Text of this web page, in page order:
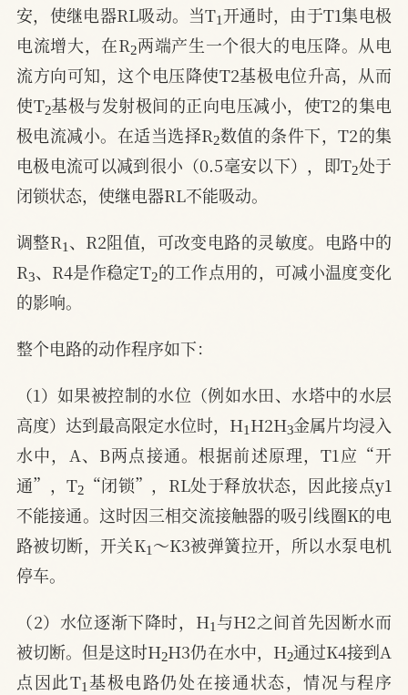
安，使继电器RL吸动。当T 开通时，由于T1集电极
电流增大，在R2两端产生一个很大的电压降。从电
流方向可知，这个电压降使T2基极电位升高，从而
使T2基极与发射极间的正向电压减小，使T2的集电
极电流减小。在适当选择R2数值的条件下，T2的集
电极电流可以减到很小（0.5毫安以下），即T2处于
闭锁状态，使继电器RL不能吸动。
调整R 、R2阻值，可改变电路的灵敏度。电路中的
R3、R4是作稳定T 2
的工作点用的，可减小温度变化
的影响。
整个电路的动作程序如下：
（1）如果被控制的水位（例如水田、水塔中的水层
高度）达到最高限定水位时，H1H2H 3金属片均浸入
水中，A、B两点接通。根据前述原理，T1应“开
通”，T2 “闭锁”，RL处于释放状态，因此接点y1
不能接通。这时因三相交流接触器的吸引线圈K的电
路被切断，开关K1～K3被弹簧拉开，所以水泵电机
停车。
（2）水位逐渐下降时，H 与H2之间首先因断水而
被切断。但是这时H2H3仍在水中，H2通过K4接到A
点因此T1基极电路仍处在接通状态，情况与程序